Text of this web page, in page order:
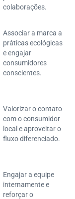
colaborações.
Associar a marca a
práticas ecológicas
e engajar
consumidores
conscientes.
Valorizar o contato
com o consumidor
local e aproveitar o
fluxo diferenciado.
Engajar a equipe
internamente e
reforçar o